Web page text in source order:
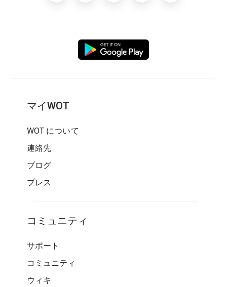
マイWOT
WOT について
連絡先
ブログ
プレス
コミュニティ
サポート
コミュニティ
ウィキ